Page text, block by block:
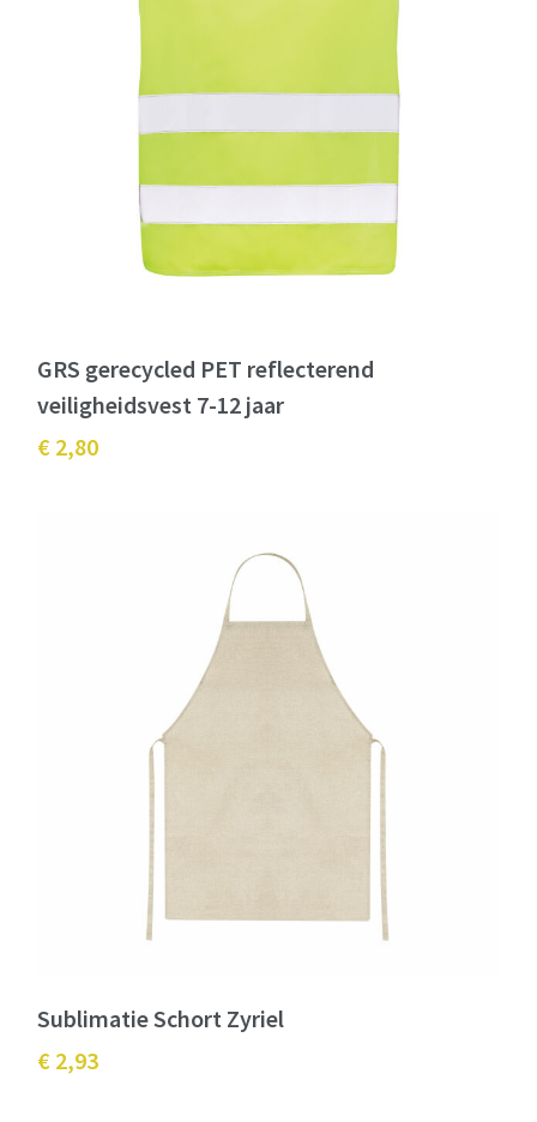
GRS gerecycled PET reflecterend
veiligheidsvest 7-12 jaar
€ 2,80
Sublimatie Schort Zyriel
€ 2,93